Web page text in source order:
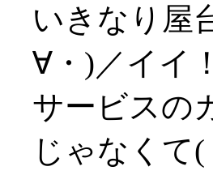
いきなり屋
∀・)／イイ
サービスの
じゃなくて